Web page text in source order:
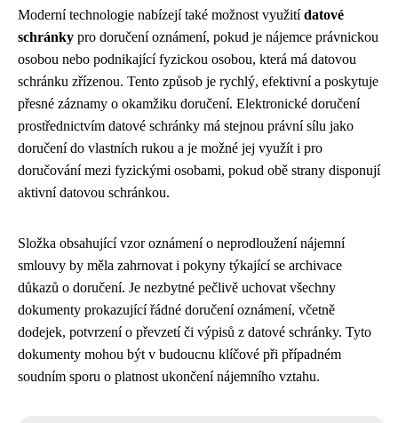
Moderní technologie nabízejí také možnost využitídatové
schránky pro doručení oznámení, pokud je nájemce právnickou
osobou nebo podnikající fyzickou osobou, která má datovou
schránku zřízenou. Tento způsob je rychlý, efektivní a poskytuje
přesné záznamy o okamžiku doručení. Elektronické doručení
prostřednictvím datové schránky má stejnou právní sílu jako
doručení do vlastních rukou a je možné jej využít i pro
doručování mezi fyzickými osobami, pokud obě strany disponují
aktivní datovou schránkou.
Složka obsahující vzor oznámení o neprodloužení nájemní
smlouvy by měla zahrnovat i pokyny týkající se archivace
důkazů o doručení. Je nezbytné pečlivě uchovat všechny
dokumenty prokazující řádné doručení oznámení, včetně
dodejek, potvrzení o převzetí či výpisů z datové schránky. Tyto
dokumenty mohou být v budoucnu klíčové při případném
soudním sporu o platnost ukončení nájemního vztahu.